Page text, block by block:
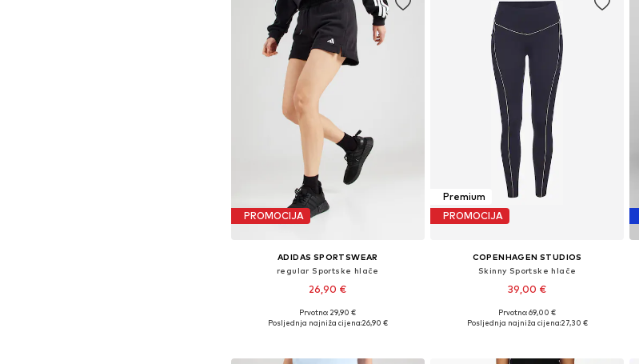
PROMOCIJA
ADIDAS SPORTSWEAR
regular Sportske hlače
26,90 €
Dostupne veličine: XS, M, L, XL
Prvotno: 29,90 €
Posljednja najniža cijena:26,90 €
Premium
PROMOCIJA
COPENHAGEN STUDIOS
Skinny Sportske hlače
39,00 €
Dostupne veličine: XS, S, M, L, XL
Prvotno: 69,00 €
Posljednja najniža cijena:27,30 €